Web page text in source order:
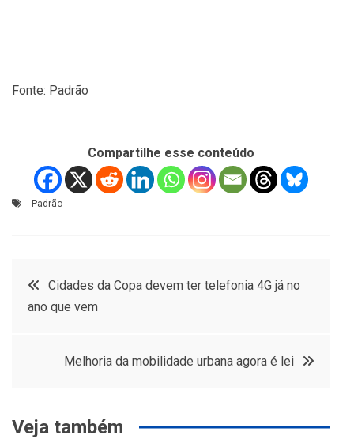
Fonte: Padrão
Compartilhe esse conteúdo
Padrão
Navegação
Cidades da Copa devem ter telefonia 4G já no
ano que vem
Melhoria da mobilidade urbana agora é lei
Veja também